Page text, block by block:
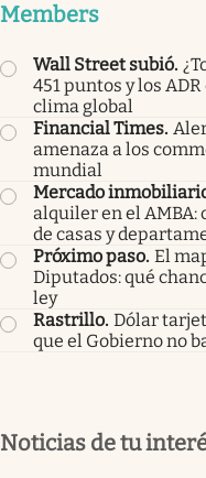
Members
Wall Street subió.
451 puntos y los
clima global
Financial Times.
amenaza a los
mundial
Mercado
alquiler en el AMBA:
de casas y
Próximo paso. El
Diputados: qué
ley
Rastrillo. Dólar
que el Gobierno no
Noticias de tu